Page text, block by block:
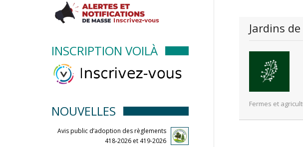
Jardins
Fermes et
INSCRIPTION VOILÀ
NOUVELLES
Avis public d’adoption des règlements
418-2026 et 419-2026